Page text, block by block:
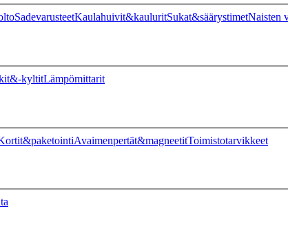
SadevarusteetKaulahuivit&kauluritSukat&säärystimetNaisten
kyltitLämpömittarit
Avaimenpertät&magneetitToimistotarvikkeet